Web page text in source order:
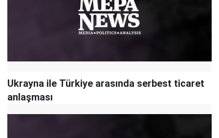
Ukrayna ile Türkiye arasında serbest ticaret
anlaşması